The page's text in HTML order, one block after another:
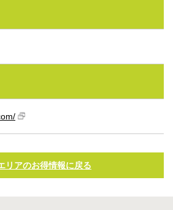
リアのお得情報に戻る